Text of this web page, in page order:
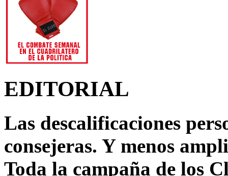
EDITORIAL
Las descalificaciones
consejeras. Y menos
Toda la campaña de los